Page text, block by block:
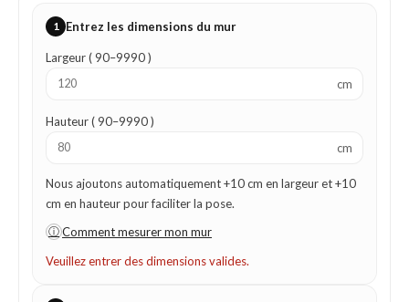
1 Entrez les dimensions du mur
Largeur ( 90–9990 )
cm
Hauteur ( 90–9990 )
cm
Nous ajoutons automatiquement +10 cm en largeur et +10
cm en hauteur pour faciliter la pose.
ⓘ Comment mesurer mon mur
Veuillez entrer des dimensions valides.